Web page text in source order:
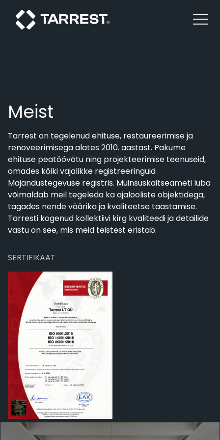
Meist
Tarrest on tegelenud ehituse, restaureerimise ja
renoveerimisega alates 2010. aastast. Pakume
ehituse peatöövõtu ning projekteerimise teenuseid,
omades kõiki vajalikke registreeringuid
Majandustegevuse registris. Muinsuskaitseameti luba
võimaldab meil tegeleda ka ajalooliste objektidega,
tagades nende väärika ja kvaliteetse taastamise.
Tarresti kogenud kollektiivi kirg kvaliteedi ja detailide
vastu on see, mis meid teistest eristab.
SERTIFIKAAT